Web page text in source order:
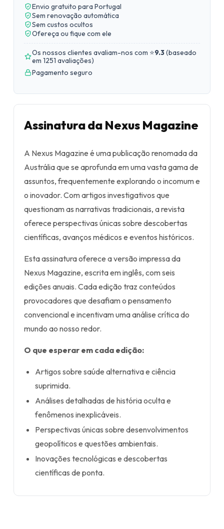
Envio gratuito para Portugal
Sem renovação automática
Sem custos ocultos
Ofereça ou fique com ele
Os nossos clientes avaliam-nos com ⭐9.3(baseado
em 1251 avaliações)
Pagamento seguro
Assinatura da Nexus Magazine
A Nexus Magazine é uma publicação renomada da
Austrália que se aprofunda em uma vasta gama de
assuntos, frequentemente explorando o incomum e
o inovador. Com artigos investigativos que
questionam as narrativas tradicionais, a revista
oferece perspectivas únicas sobre descobertas
científicas, avanços médicos e eventos históricos.
Esta assinatura oferece a versão impressa da
Nexus Magazine, escrita em inglês, com seis
edições anuais. Cada edição traz conteúdos
provocadores que desafiam o pensamento
convencional e incentivam uma análise crítica do
mundo ao nosso redor.
O que esperar em cada edição:
Artigos sobre saúde alternativa e ciência
suprimida.
Análises detalhadas de história oculta e
fenômenos inexplicáveis.
Perspectivas únicas sobre desenvolvimentos
geopolíticos e questões ambientais.
Inovações tecnológicas e descobertas
científicas de ponta.